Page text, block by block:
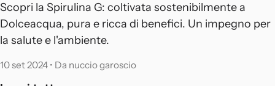
Scopri la Spirulina G: coltivata sostenibilmente a
Dolceacqua, pura e ricca di benefici. Un impegno per
la salute e l'ambiente.
10 set 2024 • Da nuccio garoscio